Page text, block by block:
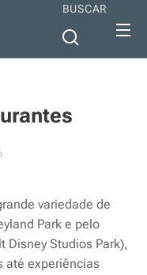
BUSCAR
variedade de
Park e pelo
Disney Studios Park),
até experiências